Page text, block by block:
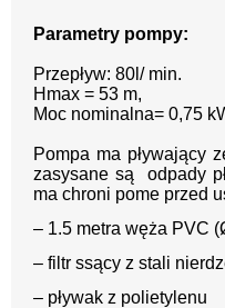
Parametry pompy:
Przepływ: 80l/ min.
Hmax = 53 m,
Moc nominalna= 0,75
Pompa ma pływający
zasysane są odpady
ma chroni pome przed
– 1.5 metra węża PVC
– filtr ssący z stali
– pływak z polietylenu